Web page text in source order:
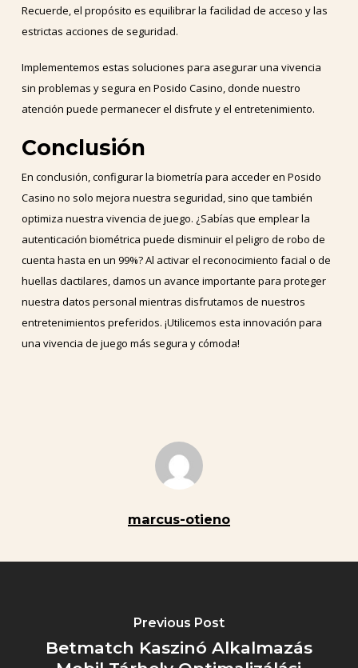
Recuerde, el propósito es equilibrar la facilidad de acceso y las
estrictas acciones de seguridad.
Implementemos estas soluciones para asegurar una vivencia
sin problemas y segura en Posido Casino, donde nuestro
atención puede permanecer el disfrute y el entretenimiento.
Conclusión
En conclusión, configurar la biometría para acceder en Posido
Casino no solo mejora nuestra seguridad, sino que también
optimiza nuestra vivencia de juego. ¿Sabías que emplear la
autenticación biométrica puede disminuir el peligro de robo de
cuenta hasta en un 99%? Al activar el reconocimiento facial o de
huellas dactilares, damos un avance importante para proteger
nuestra datos personal mientras disfrutamos de nuestros
entretenimientos preferidos. ¡Utilicemos esta innovación para
una vivencia de juego más segura y cómoda!
marcus-otieno
Previous Post
Betmatch Kaszinó Alkalmazás